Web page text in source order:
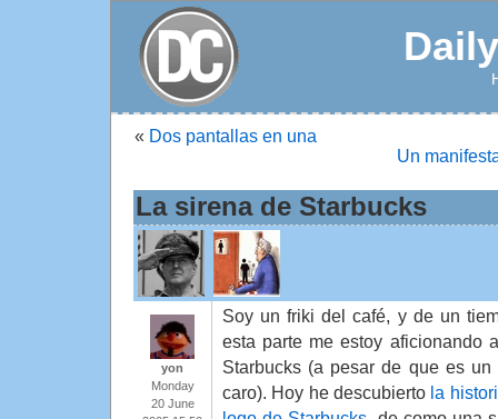
« Dos pantallas en una
Un
La sirena de Starbucks
yon
Monday
20 June
Soy un friki del café, y de un
esta parte me estoy aficionando
Starbucks (a pesar de que es un
caro). Hoy he descubierto la